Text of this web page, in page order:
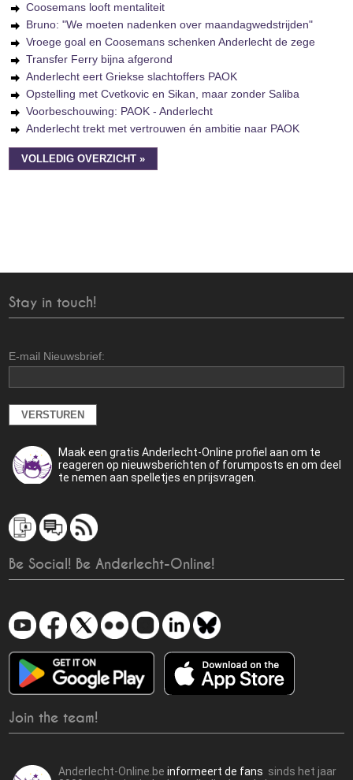
Coosemans looft mentaliteit
Bruno: "We moeten nadenken over maandagwedstrijden"
Vroege goal en Coosemans schenken Anderlecht de zege
Transfer Ferry bijna afgerond
Anderlecht eert Griekse slachtoffers PAOK
Opstelling met Cvetkovic en Sikan, maar zonder Saliba
Voorbeschouwing: PAOK - Anderlecht
Anderlecht trekt met vertrouwen én ambitie naar PAOK
VOLLEDIG OVERZICHT »
Stay in touch!
E-mail Nieuwsbrief:
Maak een gratis Anderlecht-Online profiel aan om te
reageren op nieuwsberichten of forumposts en om deel
te nemen aan spelletjes en prijsvragen.
Be Social! Be Anderlecht-Online!
Join the team!
Anderlecht-Online.beinformeert de fans sinds het jaar